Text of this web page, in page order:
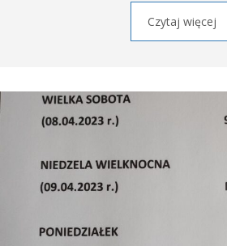
Czytaj więcej